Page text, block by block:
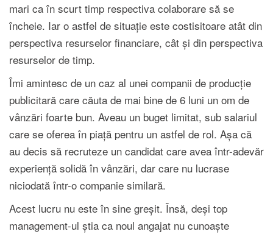
mari ca în scurt timp respectiva colaborare să se
încheie. Iar o astfel de situație este costisitoare atât din
perspectiva resurselor financiare, cât și din perspectiva
resurselor de timp.
Îmi amintesc de un caz al unei companii de producție
publicitară care căuta de mai bine de 6 luni un om de
vânzări foarte bun. Aveau un buget limitat, sub salariul
care se oferea în piață pentru un astfel de rol. Așa că
au decis să recruteze un candidat care avea într-adevăr
experiență solidă în vânzări, dar care nu lucrase
niciodată într-o companie similară.
Acest lucru nu este în sine greșit. Însă, deși top
management-ul știa ca noul angajat nu cunoaște